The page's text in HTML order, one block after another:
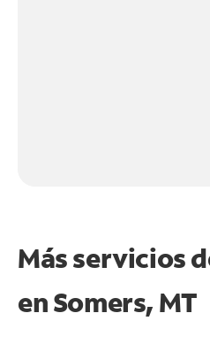
Más servicios
enSomers, MT